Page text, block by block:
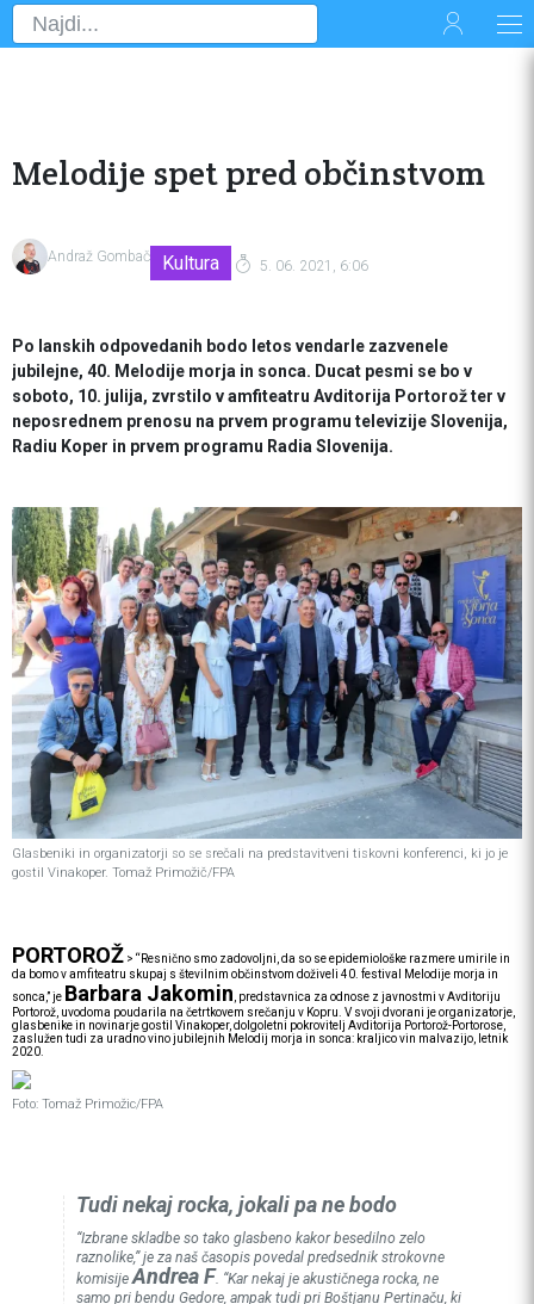
Melodije spet pred občinstvom
Andraž Gombač Kultura 5. 06. 2021, 6:06
Po lanskih odpovedanih bodo letos vendarle zazvenele
jubilejne, 40. Melodije morja in sonca. Ducat pesmi se bo v
soboto, 10. julija, zvrstilo v amfiteatru Avditorija Portorož ter v
neposrednem prenosu na prvem programu televizije Slovenija,
Radiu Koper in prvem programu Radia Slovenija.
Glasbeniki in organizatorji so se srečali na predstavitveni tiskovni konferenci, ki jo je
gostil Vinakoper. Tomaž Primožič/FPA
PORTOROŽ > “Resnično smo zadovoljni, da so se epidemiološke razmere umirile in
da bomo v amfiteatru skupaj s številnim občinstvom doživeli 40. festival Melodije morja in
sonca,” je Barbara Jakomin , predstavnica za odnose z javnostmi v Avditoriju
Portorož, uvodoma poudarila na četrtkovem srečanju v Kopru. V svoji dvorani je organizatorje,
glasbenike in novinarje gostil Vinakoper, dolgoletni pokrovitelj Avditorija Portorož-Portorose,
zaslužen tudi za uradno vino jubilejnih Melodij morja in sonca: kraljico vin malvazijo, letnik
2020.
Foto: Tomaž Primožic/FPA
Tudi nekaj rocka, jokali pa ne bodo
“Izbrane skladbe so tako glasbeno kakor besedilno zelo
raznolike,” je za naš časopis povedal predsednik strokovne
komisijeAndrea F. “Kar nekaj je akustičnega rocka, ne
samo pri bendu Gedore, ampak tudi pri Boštjanu Pertinaču, ki